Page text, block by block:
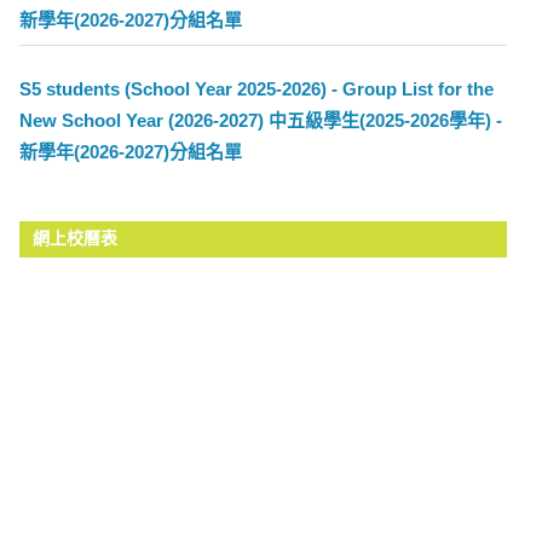
新學年(2026-2027)分組名單
S5 students (School Year 2025-2026) - Group List for the
New School Year (2026-2027) 中五級學生(2025-2026學年) -
新學年(2026-2027)分組名單
網上校曆表